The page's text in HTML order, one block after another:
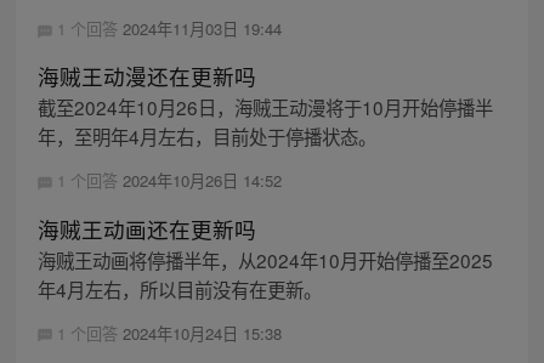
1 个回答 2024年11月03日 19:44
海贼王动漫还在更新吗
截至2024年10月26日，海贼王动漫将于10月开始停播半
年，至明年4月左右，目前处于停播状态。
1 个回答 2024年10月26日 14:52
海贼王动画还在更新吗
海贼王动画将停播半年，从2024年10月开始停播至2025
年4月左右，所以目前没有在更新。
1 个回答 2024年10月24日 15:38